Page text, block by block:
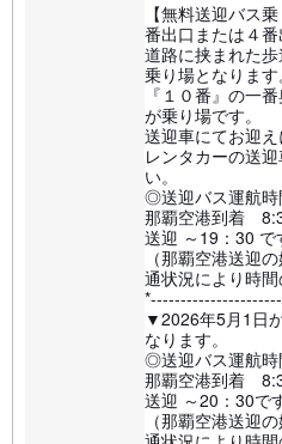
【無料送迎バス
番出口または４
道路に挟まれた
乗り場となりま
『１０番』の一
が乗り場です。
送迎車にてお迎
レンタカーの送
い。
◎送迎バス運航時
那覇空港到着
送迎 ～19：30 で
（那覇空港送迎
通状況により時間
▼2026年5月1日
なります。
◎送迎バス運航時
那覇空港到着
送迎 ～20：30で
（那覇空港送迎